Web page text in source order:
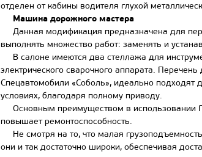
отделен от кабины водителя глухой
Машина дорожного мастера
Данная модификация предназначена для
выполнять множество работ: заменять и
В салоне имеются два стеллажа для
электрического сварочного аппарата.
Спецавтомобили «Соболь», идеально подходят
условиях, благодаря полному приводу.
Основным преимуществом в использовании
повышает ремонтоспособность.
Не смотря на то, что малая
они и так достаточно широки, обеспечивая